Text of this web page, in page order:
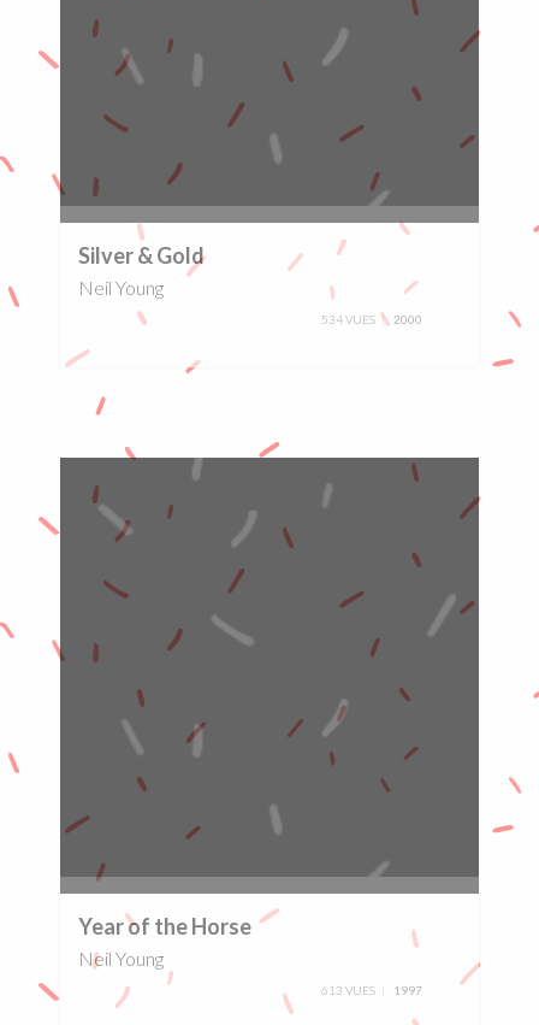
Silver & Gold
Neil Young
534 VUES 2000
Year of the Horse
Neil Young
613 VUES 1997